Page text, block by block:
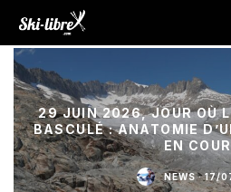
29 JUIN 2026, JOUR OÙ
BASCULÉ : ANATOMIE
EN
NEWS · 17/